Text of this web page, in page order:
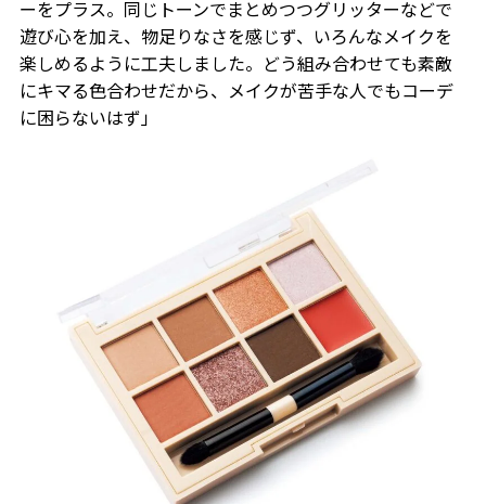
ーをプラス。同じトーンでまとめつつグリッターなどで
遊び心を加え、物足りなさを感じず、いろんなメイクを
楽しめるように工夫しました。どう組み合わせても素敵
にキマる色合わせだから、メイクが苦手な人でもコーデ
に困らないはず」